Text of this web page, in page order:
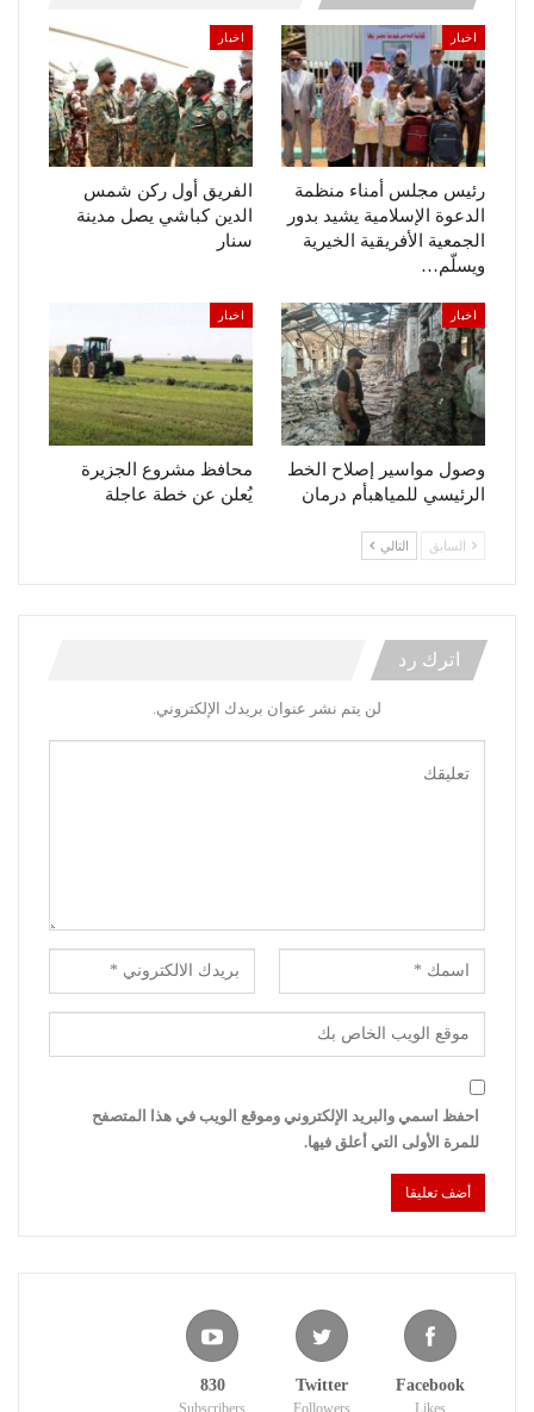
اخبار
رئيس مجلس أمناء منظمة
الدعوة الإسلامية يشيد بدور
الجمعية الأفريقية الخيرية
ويسلّم…
اخبار
الفريق أول ركن شمس
الدين كباشي يصل مدينة
سنار
اخبار
وصول مواسير إصلاح الخط
الرئيسي للمياهبأم درمان
اخبار
محافظ مشروع الجزيرة
يُعلن عن خطة عاجلة
السابق التالي
اترك رد
لن يتم نشر عنوان بريدك الإلكتروني.
احفظ اسمي والبريد الإلكتروني وموقع الويب في هذا المتصفح
للمرة الأولى التي أعلق فيها.
Facebook
Likes
Twitter
Followers
830
Subscribers